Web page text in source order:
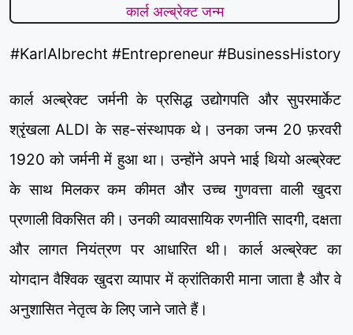
कार्ल अल्ब्रेक्ट जन्म
#KarlAlbrecht #Entrepreneur #BusinessHistory
कार्ल अल्ब्रेक्ट जर्मनी के प्रसिद्ध उद्योगपति और सुपरमार्केट
श्रृंखला ALDI के सह-संस्थापक थे। उनका जन्म 20 फ़रवरी
1920 को जर्मनी में हुआ था। उन्होंने अपने भाई थियो अल्ब्रेक्ट
के साथ मिलकर कम कीमत और उच्च गुणवत्ता वाली खुदरा
प्रणाली विकसित की। उनकी व्यावसायिक रणनीति सादगी, दक्षता
और लागत नियंत्रण पर आधारित थी। कार्ल अल्ब्रेक्ट का
योगदान वैश्विक खुदरा व्यापार में क्रांतिकारी माना जाता है और वे
अनुशासित नेतृत्व के लिए जाने जाते हैं।